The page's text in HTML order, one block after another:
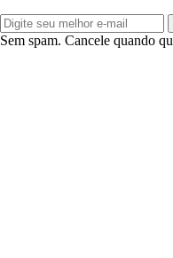
Sem spam. Cancele quando